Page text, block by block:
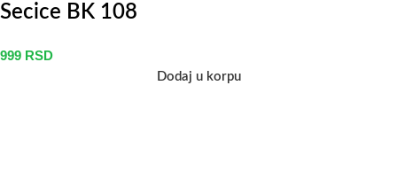
Secice BK 108
999 RSD
Dodaj u korpu